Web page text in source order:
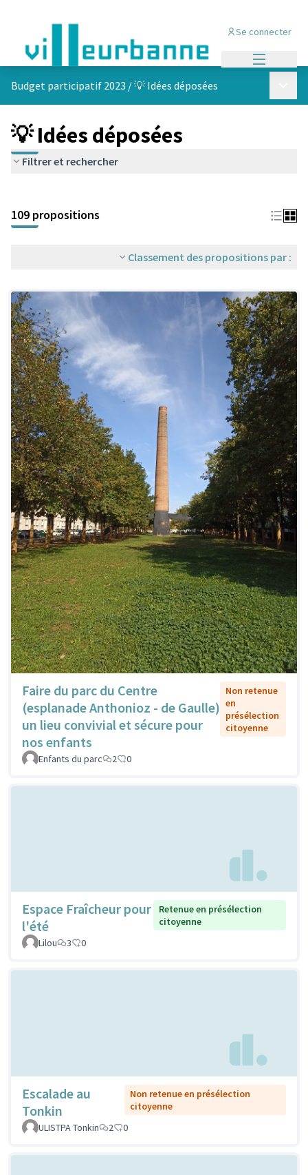
Se connecter
Budget participatif 2023 /💡 Idées déposées
💡 Idées déposées
Filtrer et rechercher
+
−
109 propositions
Classement des propositions par :
Faire du parc du Centre
(esplanade Anthonioz - de Gaulle)
un lieu convivial et sécure pour
nos enfants
Non retenue
en
présélection
citoyenne
Enfants du parc 2 0
Espace Fraîcheur pour
l'été
Retenue en présélection
citoyenne
Lilou
3 0
Escalade au
Tonkin
Non retenue en présélection
citoyenne
ULISTPA Tonkin
2 0